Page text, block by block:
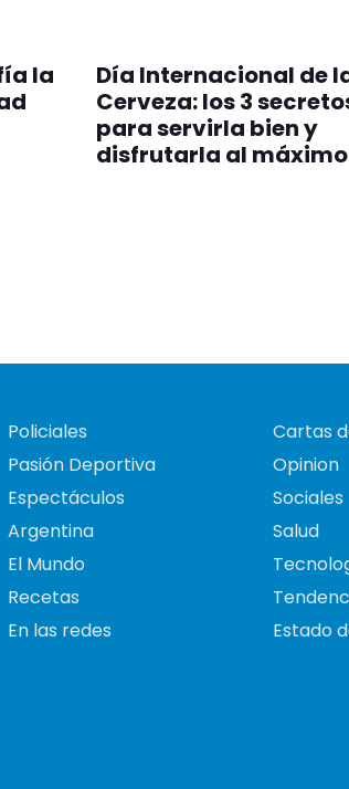
la
Día Internacional de
Cerveza: los 3
para servirla bien y
disfrutarla al máximo
Policiales
Pasión Deportiva
Espectáculos
Argentina
El Mundo
Recetas
En las redes
Cartas
Opinion
Sociales
Salud
Estado